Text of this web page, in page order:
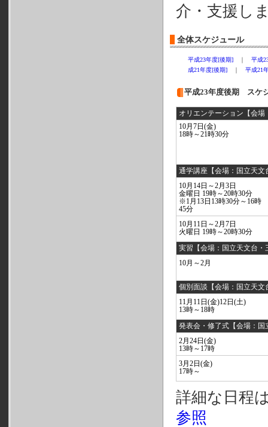
介・支援し
全体スケジュール
平成23年度[後期] ｜ 平成
成21年度[後期] ｜ 平成21
平成23年度後期 スケ
オリエンテーション【会場
10月7日(金)
18時～21時30分
通学講座【会場：国立天文
10月14日～2月3日
金曜日 19時～20時30分
※1月13日13時30分～16時
45分
10月11日～2月7日
火曜日 19時～20時30分
実習【会場：国立天文台・
10月～2月
個別面談【会場：国立天文
11月11日(金)12日(土)
13時～18時
発表会・修了式【会場：国
2月24日(金)
13時～17時
3月2日(金)
17時～
詳細な日程
参照